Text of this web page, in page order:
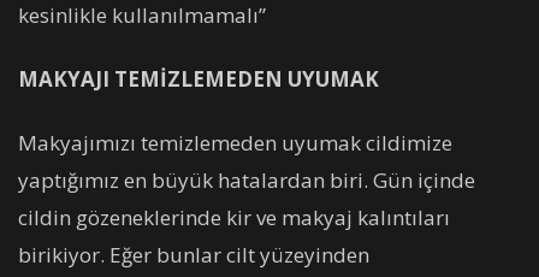
kesinlikle kullanılmamalı”
MAKYAJI TEMİZLEMEDEN UYUMAK
Makyajımızı temizlemeden uyumak cildimize
yaptığımız en büyük hatalardan biri. Gün içinde
cildin gözeneklerinde kir ve makyaj kalıntıları
birikiyor. Eğer bunlar cilt yüzeyinden